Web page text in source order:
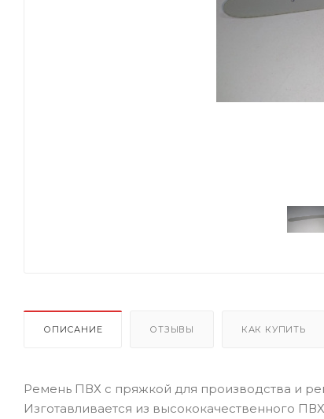
ОПИСАНИЕ ОТЗЫВЫ КАК КУПИТЬ
Ремень ПВХ с пряжкой для производства и
Изготавливается из высококачественного